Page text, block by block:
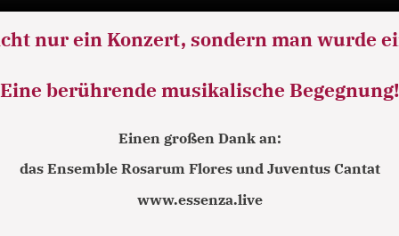
nur ein Konzert, sondern man wurde
Eine berührende musikalische Begegnung!
Einen großen Dank an:
das Ensemble Rosarum Flores und Juventus Cantat
www.essenza.live
exercitation ullamco laboris nisi ut aliquip ex ea
commodo consequat.
Lorem ipsum dolor sit amet, consectetur adipisicing elit,
magna aliqua. Ut enim ad minim veniam, quis nostrud
exercitation ullamco laboris nisi ut aliquip ex ea
commodo consequat.